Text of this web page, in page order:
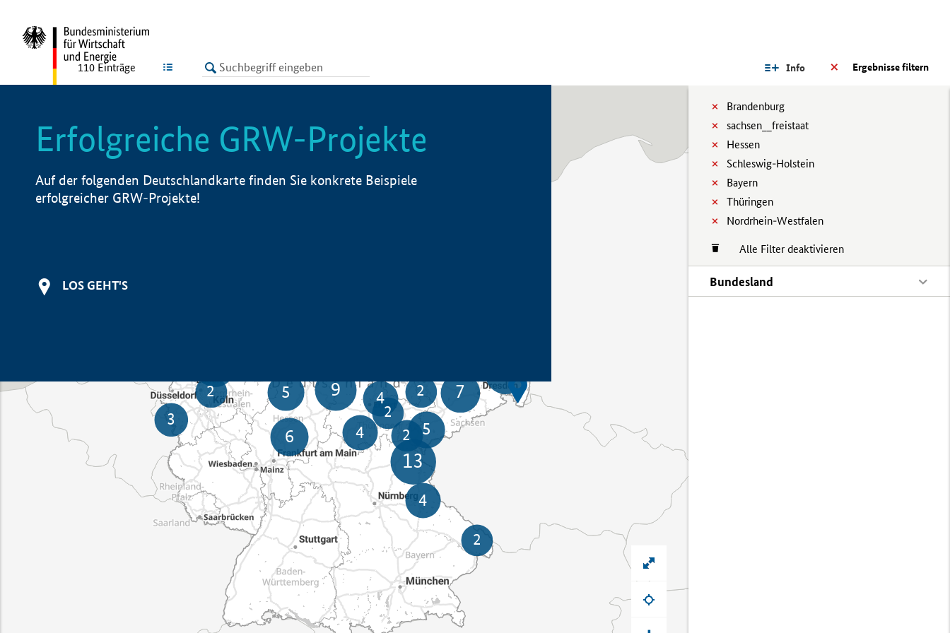
LISTE Ergebnisse filtern
Info
Brandenburg
sachsen__freistaat
Hessen
Schleswig-Holstein
Bayern
Thüringen
Nordrhein-Westfalen
Alle Filter deaktivieren
Bundesland
110 Einträge
Erfolgreiche GRW-Projekte
Auf der folgenden Deutschlandkarte finden Sie konkrete Beispiele
erfolgreicher GRW-Projekte!
LOS GEHT'S